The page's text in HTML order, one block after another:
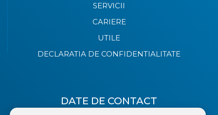
SERVICII
CARIERE
UTILE
DECLARATIA DE CONFIDENTIALITATE
DATE DE CONTACT